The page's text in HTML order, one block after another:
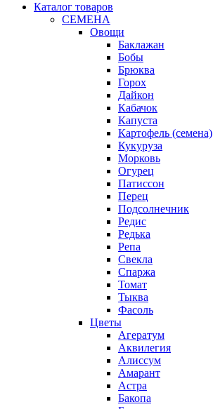
Каталог товаров
СЕМЕНА
Овощи
Баклажан
Бобы
Брюква
Горох
Дайкон
Кабачок
Капуста
Картофель (семена)
Кукуруза
Морковь
Огурец
Патиссон
Перец
Подсолнечник
Редис
Редька
Репа
Свекла
Спаржа
Томат
Тыква
Фасоль
Цветы
Агератум
Аквилегия
Алиссум
Амарант
Астра
Бакопа